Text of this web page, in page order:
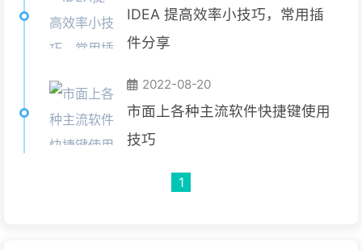
IDEA 提高效率小技巧，常用插
件分享
2022-08-20
市面上各种主流软件快捷键使用
技巧
1